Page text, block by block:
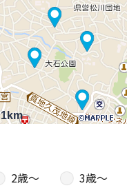
1km
2歳〜
3歳〜